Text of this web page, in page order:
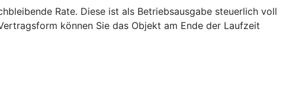
Rate. Diese ist als Betriebsausgabe steuerlich voll
können Sie das Objekt am Ende der Laufzeit